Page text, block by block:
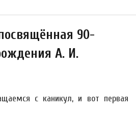
90-
А. И.
с каникул, и вот первая